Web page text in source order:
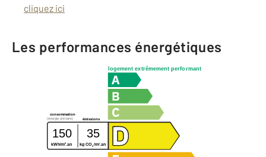
cliquez ici
Les performances énergétiques
logement extrêmement performant
consommation
émissions
(énergie primaire)
150 35
kWh/m2.an kg CO2 /m2 .an